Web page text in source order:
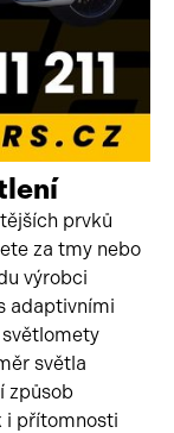
prvků
za tmy nebo
výrobci
adaptivními
světla
způsob
i přítomnosti